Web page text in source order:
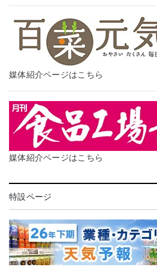
媒体紹介ページはこちら
媒体紹介ページはこちら
特設ページ